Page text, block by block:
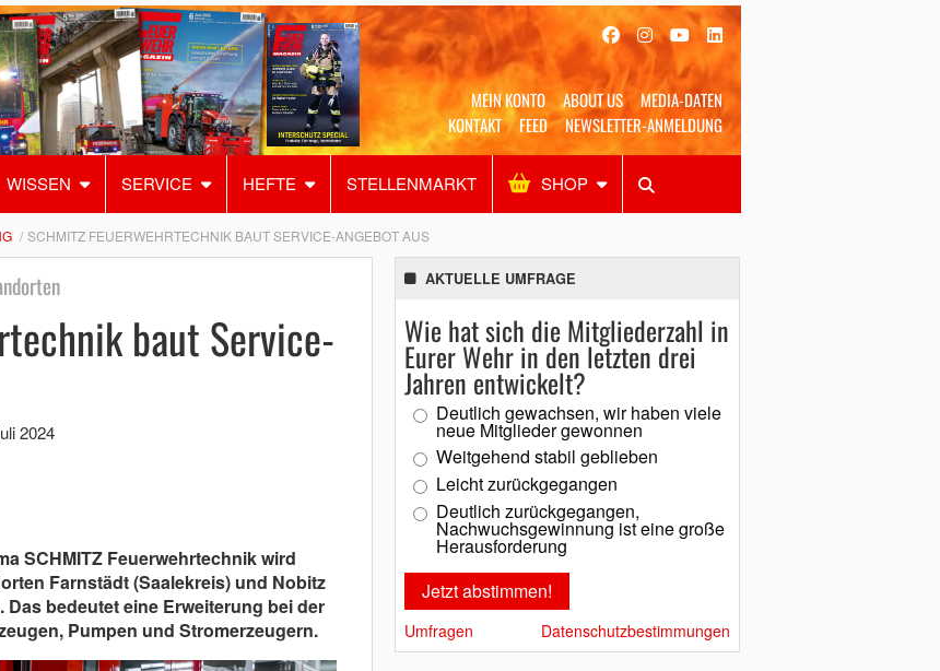
MEIN KONTO ABOUT US
MEDIA-DATEN
KONTAKT
FEED NEWSLETTER-ANMELDUNG
WISSEN SERVICE HEFTE STELLENMARKT SHOP
Alles Shop SUCHEN
SCHMITZ FEUERWEHRTECHNIK BAUT SERVICE-ANGEBOT AUS
baut Service-
2024
SCHMITZ Feuerwehrtechnik wird
Farnstädt (Saalekreis) und Nobitz
bedeutet eine Erweiterung bei der
Pumpen und Stromerzeugern.
AKTUELLE UMFRAGE
Wie hat sich die Mitgliederzahl in
Eurer Wehr in den letzten drei
Jahren entwickelt?
Deutlich gewachsen, wir haben viele
neue Mitglieder gewonnen
Weitgehend stabil geblieben
Leicht zurückgegangen
Deutlich zurückgegangen,
Nachwuchsgewinnung ist eine große
Herausforderung
Umfragen Datenschutzbestimmungen